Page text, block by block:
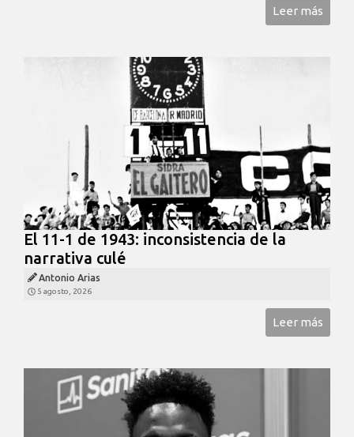
Leer más
El 11-1 de 1943: inconsistencia de la
narrativa culé
Antonio Arias
5 agosto, 2026
Leer más